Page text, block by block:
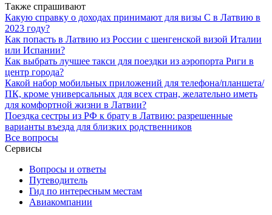
Также спрашивают
Какую справку о доходах принимают для визы С в Латвию в
2023 году?
Как попасть в Латвию из России с шенгенской визой Италии
или Испании?
Как выбрать лучшее такси для поездки из аэропорта Риги в
центр города?
Какой набор мобильных приложений для телефона/планшета/
ПК, кроме универсальных для всех стран, желательно иметь
для комфортной жизни в Латвии?
Поездка сестры из РФ к брату в Латвию: разрешенные
варианты въезда для близких родственников
Все вопросы
Сервисы
Вопросы и ответы
Путеводитель
Гид по интересным местам
Авиакомпании